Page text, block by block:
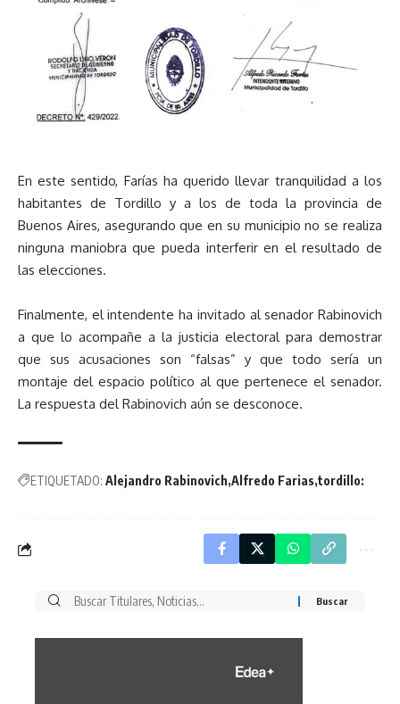
En este sentido, Farías ha querido llevar tranquilidad a los
habitantes de Tordillo y a los de toda la provincia de
Buenos Aires, asegurando que en su municipio no se realiza
ninguna maniobra que pueda interferir en el resultado de
las elecciones.
Finalmente, el intendente ha invitado al senador Rabinovich
a que lo acompañe a la justicia electoral para demostrar
que sus acusaciones son “falsas” y que todo sería un
montaje del espacio político al que pertenece el senador.
La respuesta del Rabinovich aún se desconoce.
ETIQUETADO: Alejandro Rabinovich Alfredo Farias tordillo:
Buscar